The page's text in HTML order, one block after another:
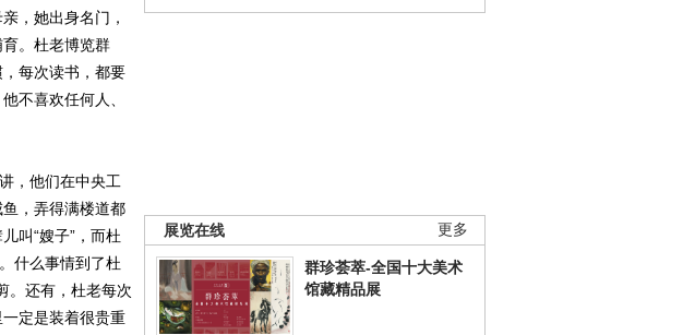
更多
展览在线
群珍荟萃-全国十大美术
馆藏精品展
，她出身名门，
。杜老博览群
每次读书，都要
不喜欢任何人、
，他们在中央工
，弄得满楼道都
叫“嫂子”，而杜
什么事情到了杜
。还有，杜老每次
定是装着很贵重